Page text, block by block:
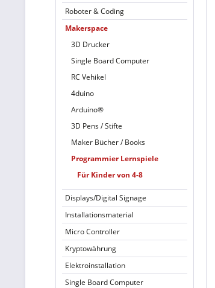
Roboter & Coding
Makerspace
3D Drucker
Single Board Computer
RC Vehikel
4duino
Arduino®
3D Pens / Stifte
Maker Bücher / Books
Programmier Lernspiele
Für Kinder von 4-8
Displays/Digital Signage
Installationsmaterial
Micro Controller
Kryptowährung
Elektroinstallation
Single Board Computer